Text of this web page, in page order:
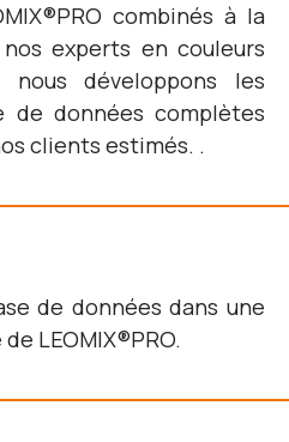
combinés à la
experts en couleurs
nous développons les
de données complètes
clients estimés. .
de données dans une
LEOMIX®PRO.